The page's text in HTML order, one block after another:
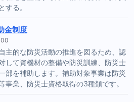
する。
金制度
主的な防災活動の推進を図るため、認
して資機材の整備や防災訓練、防災士
部を補助します。補助対象事業は防災
事業、防災士資格取得の3種類です。